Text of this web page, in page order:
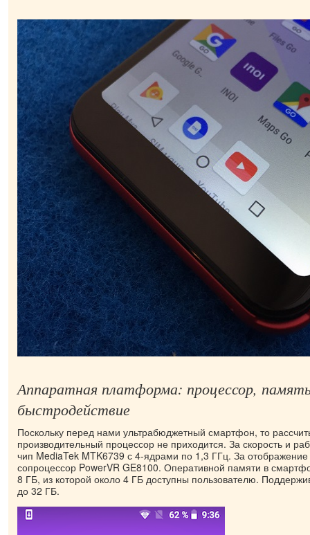
Аппаратная платформа: процессор,
быстродействие
Поскольку перед нами ультрабюджетный смартфон, то
производительный процессор не приходится. За скорость и
чип MediaTek MTK6739 с 4-ядрами по 1,3 ГГц. За отображение
сопроцессор PowerVR GE8100. Оперативной памяти в
8 ГБ, из которой около 4 ГБ доступны пользователю.
до 32 ГБ.